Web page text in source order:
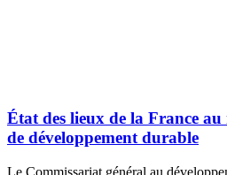
État des lieux de la France
de développement durable
Le Commissariat général au